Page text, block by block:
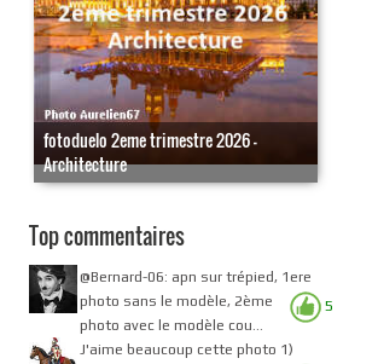
fotoduelo 2eme trimestre 2026 -
Architecture
Top commentaires
5
@Bernard-06: apn sur trépied, 1ere
photo sans le modèle, 2ème
photo avec le modèle cou...
J'aime beaucoup cette photo 1)